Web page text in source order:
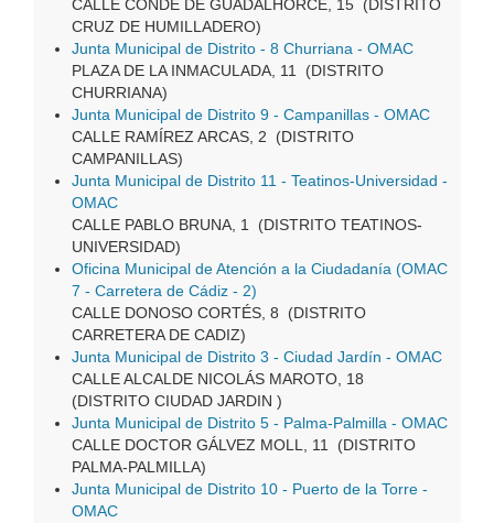
CALLE CONDE DE GUADALHORCE, 15 (DISTRITO
CRUZ DE HUMILLADERO)
Junta Municipal de Distrito - 8 Churriana - OMAC
PLAZA DE LA INMACULADA, 11 (DISTRITO
CHURRIANA)
Junta Municipal de Distrito 9 - Campanillas - OMAC
CALLE RAMÍREZ ARCAS, 2 (DISTRITO
CAMPANILLAS)
Junta Municipal de Distrito 11 - Teatinos-Universidad -
OMAC
CALLE PABLO BRUNA, 1 (DISTRITO TEATINOS-
UNIVERSIDAD)
Oficina Municipal de Atención a la Ciudadanía (OMAC
7 - Carretera de Cádiz - 2)
CALLE DONOSO CORTÉS, 8 (DISTRITO
CARRETERA DE CADIZ)
Junta Municipal de Distrito 3 - Ciudad Jardín - OMAC
CALLE ALCALDE NICOLÁS MAROTO, 18
(DISTRITO CIUDAD JARDIN )
Junta Municipal de Distrito 5 - Palma-Palmilla - OMAC
CALLE DOCTOR GÁLVEZ MOLL, 11 (DISTRITO
PALMA-PALMILLA)
Junta Municipal de Distrito 10 - Puerto de la Torre -
OMAC